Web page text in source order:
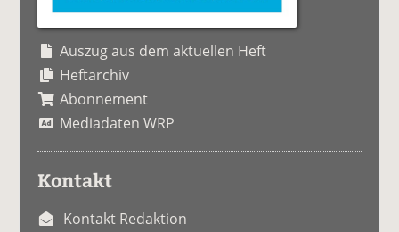
Auszug aus dem aktuellen Heft
Heftarchiv
Abonnement
Mediadaten WRP
Kontakt
Kontakt Redaktion